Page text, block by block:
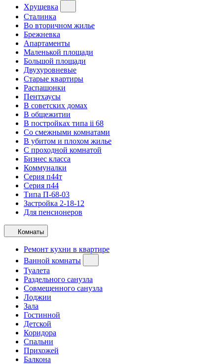
Хрущевка
Сталинка
Во вторичном жилье
Брежневка
Апартаменты
Маленькой площади
Большой площади
Двухуровневые
Старые квартиры
Распашонки
Пентхаусы
В советских домах
В общежитии
В постройках типа ii 68
Со смежными комнатами
В убитом и плохом жилье
С проходной комнатой
Бизнес класса
Коммуналки
Серия п44т
Серия п44
Типа П-68-03
Застройка 2-18-12
Для пенсионеров
Комнаты
Ремонт кухни в квартире
Ванной комнаты
Туалета
Раздельного санузла
Совмещенного санузла
Лоджии
Зала
Гостинной
Детской
Коридора
Спальни
Прихожей
Балкона